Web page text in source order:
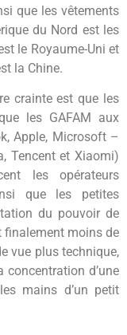
que les vêtements
du Nord est les
le Royaume-Uni et
la Chine.
crainte est que les
les GAFAM aux
Apple, Microsoft –
Tencent et Xiaomi)
les opérateurs
que les petites
du pouvoir de
finalement moins de
vue plus technique,
d’une
mains d’un petit